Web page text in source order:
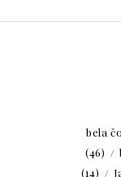
bela
(46)
(14)